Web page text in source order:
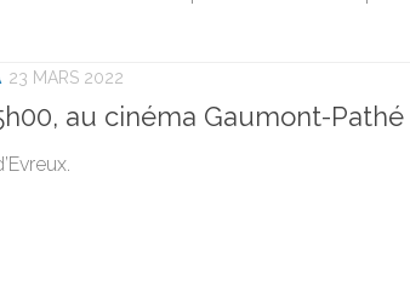
23 MARS 2022
au cinéma Gaumont-Pathé